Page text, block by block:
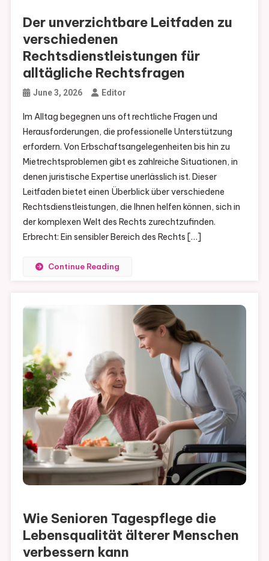
Der unverzichtbare Leitfaden zu
verschiedenen
Rechtsdienstleistungen für
alltägliche Rechtsfragen
June 3, 2026 Editor
Im Alltag begegnen uns oft rechtliche Fragen und
Herausforderungen, die professionelle Unterstützung
erfordern. Von Erbschaftsangelegenheiten bis hin zu
Mietrechtsproblemen gibt es zahlreiche Situationen, in
denen juristische Expertise unerlässlich ist. Dieser
Leitfaden bietet einen Überblick über verschiedene
Rechtsdienstleistungen, die Ihnen helfen können, sich in
der komplexen Welt des Rechts zurechtzufinden.
Erbrecht: Ein sensibler Bereich des Rechts […]
Continue Reading
Wie Senioren Tagespflege die
Lebensqualität älterer Menschen
verbessern kann